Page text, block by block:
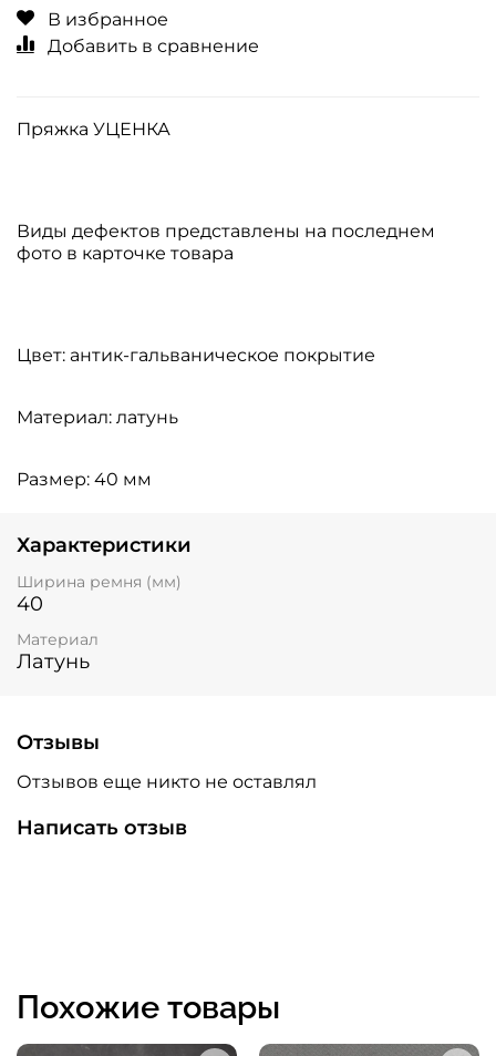
В избранное
Добавить в сравнение
Пряжка УЦЕНКА
Виды дефектов представлены на последнем
фото в карточке товара
Цвет: антик-гальваническое покрытие
Материал: латунь
Размер: 40 мм
Характеристики
Ширина ремня (мм)
40
Материал
Латунь
Отзывы
Отзывов еще никто не оставлял
Написать отзыв
Похожие товары